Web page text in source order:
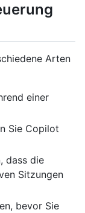
Arten
einer
Sie Copilot
dass die
Sitzungen
bevor Sie